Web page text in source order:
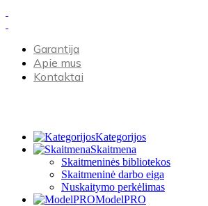
Garantija
Apie mus
Kontaktai
Kategorijos
Skaitmena
Skaitmeninės bibliotekos
Skaitmeninė darbo eiga
Nuskaitymo perkėlimas
ModelPRO